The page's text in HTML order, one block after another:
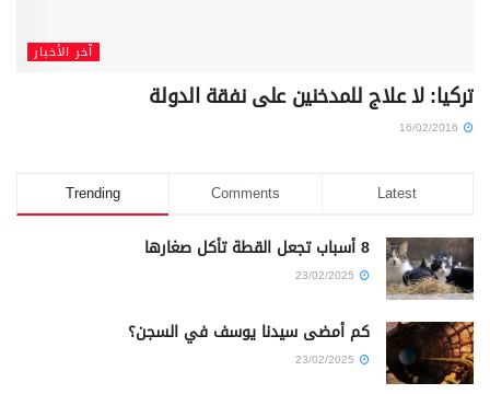
آخر الأخبار
تركيا: لا علاج للمدخنين على نفقة الدولة
Trending Comments Latest
8 أسباب تجعل القطة تأكل صغارها
كم أمضى سيدنا يوسف في السجن؟